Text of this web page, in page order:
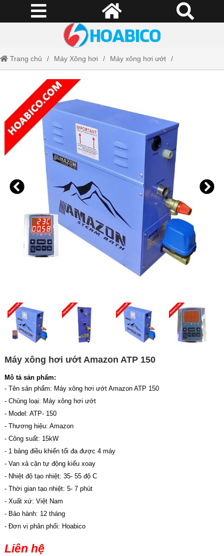
Trang chủ Máy Xông hơi Máy xông hơi ướt
Máy xông hơi ướt Amazon ATP 150
Máy xông hơi ướt Amazon ATP 150
Mô tả sản phẩm:
- Tên sản phẩm: Máy xông hơi ướt Amazon ATP 150
- Chủng loại: Máy xông hơi ướt
- Model: ATP- 150
- Thương hiệu: Amazon
- Công suất: 15kW
- 1 bảng điều khiển tối đa được 4 máy
- Van xả cặn tự động kiểu xoay
- Nhiệt độ tạo nhiệt: 35- 55 độ C
- Thời gian tạo nhiệt: 5- 7 phút
- Xuất xứ: Việt Nam
- Bảo hành: 12 tháng
- Đơn vị phân phối: Hoabico
Liên hệ